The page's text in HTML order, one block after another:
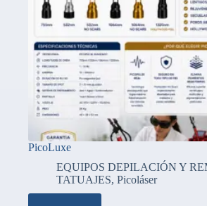
PicoLuxe
EQUIPOS DEPILACIÓN Y
TATUAJES, Picoláser